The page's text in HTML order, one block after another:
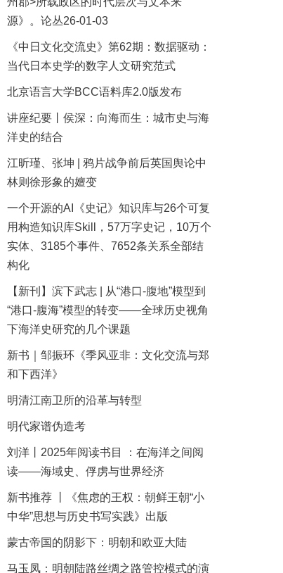
源》。论丛26-01-03
《中日文化交流史》第62期：数据驱动：
当代日本史学的数字人文研究范式
北京语言大学BCC语料库2.0版发布
讲座纪要丨侯深：向海而生：城市史与海
洋史的结合
江昕瑾、张坤 | 鸦片战争前后英国舆论中
林则徐形象的嬗变
一个开源的AI《史记》知识库与26个可复
用构造知识库Skill，57万字史记，10万个
实体、3185个事件、7652条关系全部结
构化
【新刊】滨下武志 | 从“港口-腹地”模型到
“港口-腹海”模型的转变——全球历史视角
下海洋史研究的几个课题
新书｜邹振环《季风亚非：文化交流与郑
和下西洋》
明清江南卫所的沿革与转型
明代家谱伪造考
刘洋丨2025年阅读书目 ：在海洋之间阅
读——海域史、俘虏与世界经济
新书推荐 丨《焦虑的王权：朝鲜王朝“小
中华”思想与历史书写实践》出版
蒙古帝国的阴影下：明朝和欧亚大陆
马玉凤：明朝陆路丝绸之路管控模式的演